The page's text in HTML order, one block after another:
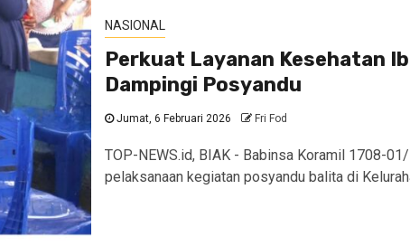
NASIONAL
Perkuat Layanan Kesehatan
Dampingi Posyandu
Jumat, 6 Februari 2026 Fri Fod
TOP-NEWS.id, BIAK - Babinsa Koramil 1708-
pelaksanaan kegiatan posyandu balita di